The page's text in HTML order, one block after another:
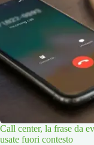
Call center, la frase da
usate fuori contesto